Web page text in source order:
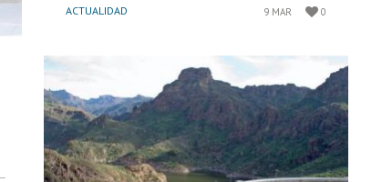
ACTUALIDAD 9 MAR 0